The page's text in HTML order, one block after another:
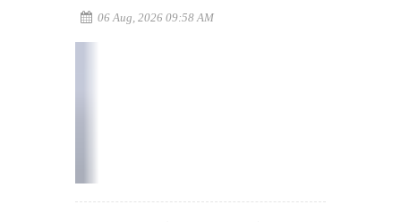
06 Aug, 2026 09:58 AM